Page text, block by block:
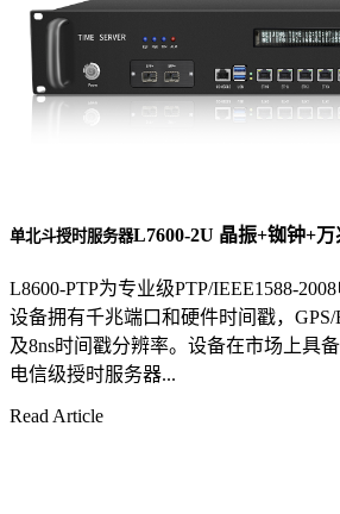
单北斗授时服务器L7600-2U 晶振+铷钟+
L8600-PTP为专业级PTP/IEEE1588-
设备拥有千兆端口和硬件时间戳，
及8ns时间戳分辨率。设备在市场上具
电信级授时服务器...
Read Article